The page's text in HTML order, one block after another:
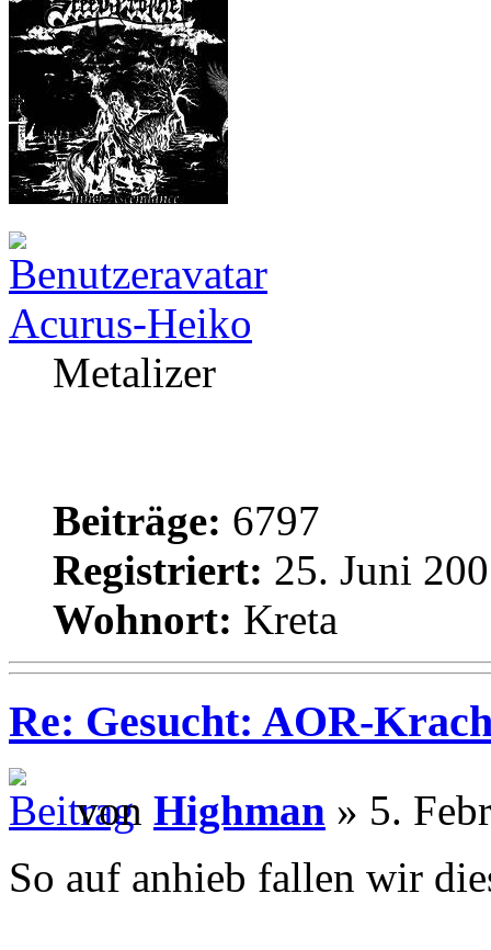
Acurus-Heiko
Metalizer
Beiträge: 6797
Registriert: 25. Juni
Wohnort: Kreta
Re: Gesucht: AOR-
von Highman » 5.
So auf anhieb fallen wir